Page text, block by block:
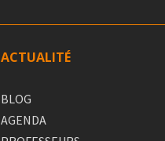
ACTUALITÉ
BLOG
AGENDA